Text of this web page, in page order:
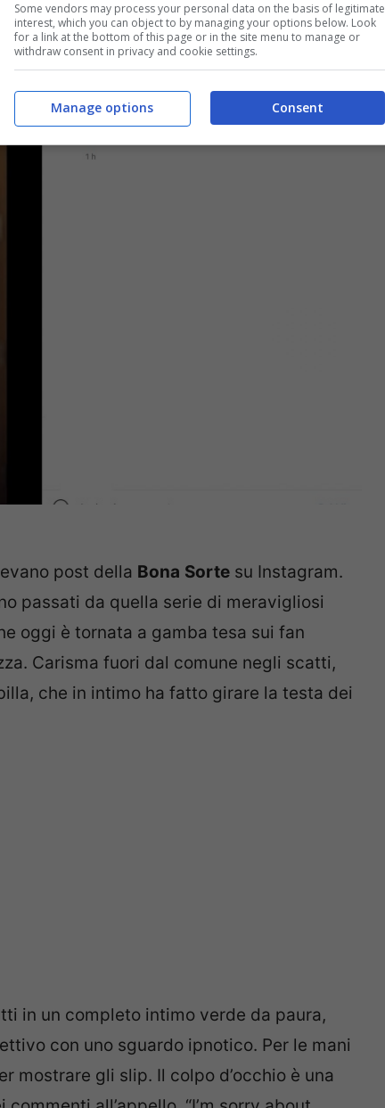
“Scrivi nei commenti!”
post della Bona Sorte su Instagram.
passati da quella serie di meravigliosi
oggi è tornata a gamba tesa sui fan
Carisma fuori dal comune negli scatti,
che in intimo ha fatto girare la testa dei
in un completo intimo verde da paura,
con uno sguardo ipnotico. Per le mani
mostrare gli slip. Il colpo d’occhio è una
Some vendors may process your personal data on the basis of legitimate
interest, which you can object to by managing your options below. Look
for a link at the bottom of this page or in the site menu to manage or
withdraw consent in privacy and cookie settings.
Consent
Manage options